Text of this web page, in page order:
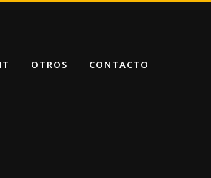
OTROS CONTACTO